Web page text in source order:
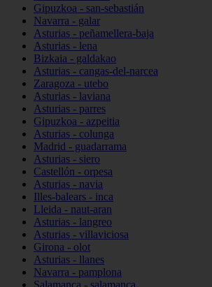
Gipuzkoa - san-sebastián
Navarra - galar
Asturias - peñamellera-baja
Asturias - lena
Bizkaia - galdakao
Asturias - cangas-del-narcea
Zaragoza - utebo
Asturias - laviana
Asturias - parres
Gipuzkoa - azpeitia
Asturias - colunga
Madrid - guadarrama
Asturias - siero
Castellón - orpesa
Asturias - navia
Illes-balears - inca
Lleida - naut-aran
Asturias - langreo
Asturias - villaviciosa
Girona - olot
Asturias - llanes
Navarra - pamplona
Salamanca - salamanca